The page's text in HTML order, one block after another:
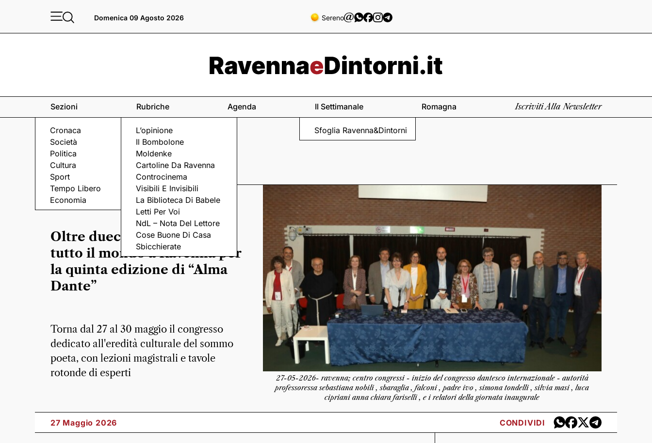
Domenica 09 Agosto 2026 Sereno
Sezioni
Cronaca
Società
Politica
Cultura
Sport
Tempo Libero
Economia
Rubriche
L’opinione
Il Bombolone
Moldenke
Cartoline Da Ravenna
Controcinema
Visibili E Invisibili
La Biblioteca Di Babele
Letti Per Voi
NdL – Nota Del Lettore
Cose Buone Di Casa
Sbicchierate
Agenda Il Settimanale
Sfoglia Ravenna&Dintorni
Romagna Iscriviti Alla Newsletter
UNIVERSITÀ DI BOLOGNA
Oltre duecento studiosi da
tutto il mondo a Ravenna per
la quinta edizione di “Alma
Dante”
Torna dal 27 al 30 maggio il congresso
dedicato all'eredità culturale del sommo
poeta, con lezioni magistrali e tavole
rotonde di esperti
27-05-2026- ravenna; centro congressi - inizio del congresso dantesco internazionale - autorità
professoressa sebastiana nobili , sbaraglia , falconi , padre ivo , simona tondelli , silvia masi , luca
cipriani anna chiara fariselli , e i relatori della giornata inaugurale
27 Maggio 2026 CONDIVIDI